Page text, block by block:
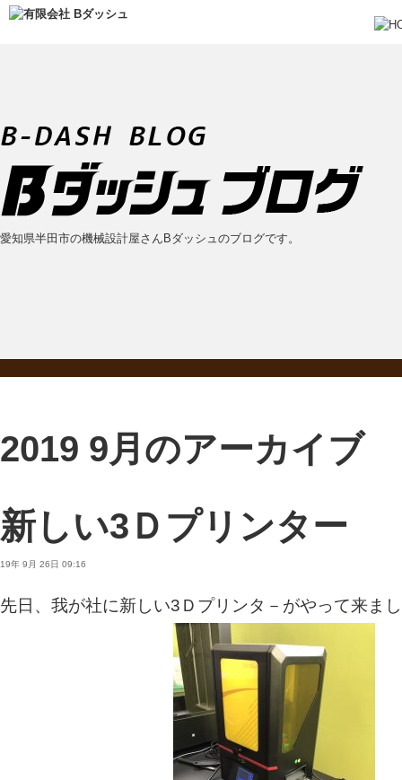
愛知県半田市の機械設計屋さんBダッシュのブログです。
2019 9月のアーカイブ
新しい3Ｄプリンター
19年 9月 26日 09:16
先日、我が社に新しい3Ｄプリンタ－がやって来ま